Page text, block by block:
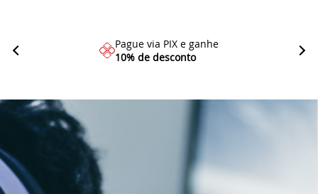
Pague via PIX e ganhe
10% de desconto